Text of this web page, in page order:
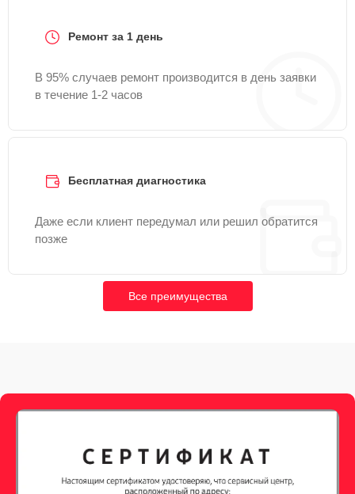
Ремонт за 1 день
В 95% случаев ремонт производится в день заявки
в течение 1-2 часов
Бесплатная диагностика
Даже если клиент передумал или решил обратится
позже
Все преимущества